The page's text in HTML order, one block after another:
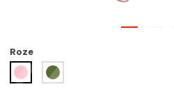
Roze
geselecteerd